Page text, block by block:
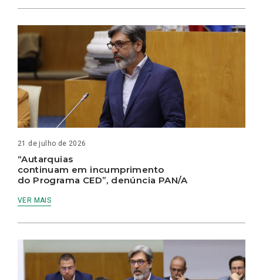
21 de julho de 2026
“Autarquias
continuam em incumprimento
do Programa CED”, denúncia PAN/A
VER MAIS